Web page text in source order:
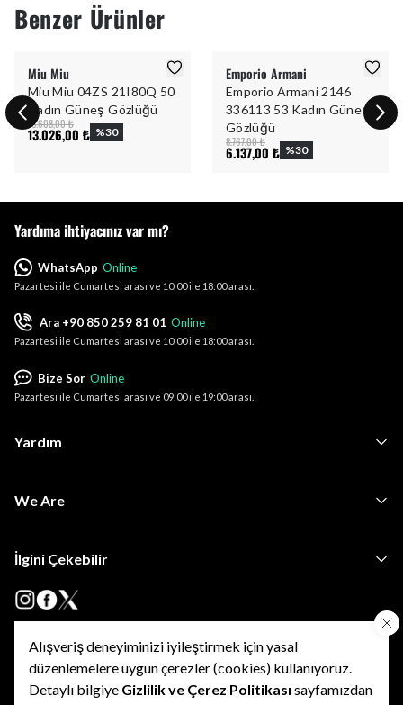
Alışveriş deneyiminizi iyileştirmek için yasal
düzenlemelere uygun çerezler (cookies) kullanıyoruz.
Detaylı bilgiye Gizlilik ve Çerez Politikası sayfamızdan
Benzer Ürünler
Miu Miu
Miu Miu 04ZS 21I80Q 50
Kadın Güneş Gözlüğü
18.608,00 ₺
13.026,00 ₺ %30
Emporio Armani
Emporio Armani 2146
336113 53 Kadın Güneş
Gözlüğü
8.767,00 ₺
6.137,00 ₺ %30
Yardım
We Are
İlgini Çekebilir
Yardıma ihtiyacınız var mı?
WhatsApp Online
Pazartesi ile Cumartesi arası ve 10:00 ile 18:00 arası.
Ara +90 850 259 81 01 Online
Pazartesi ile Cumartesi arası ve 10:00 ile 18:00 arası.
Bize Sor Online
Pazartesi ile Cumartesi arası ve 09:00 ile 19:00 arası.
Kişisel Verilerin Korunması • KVKK Başvuru ve Bilgi Talep Formu
Kişisel Verilerin İşlenmesine Yönelik Açık Rıza Onay Metni •
Özel Nitelikli KVKK • Kullanım Şartları • Gizlilik Politikası •
Çerez Politikası • İptal ve İade Şartları